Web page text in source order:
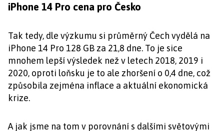
iPhone 14 Pro cena pro Česko
Tak tedy, dle výzkumu si průměrný Čech vydělá na
iPhone 14 Pro 128 GB za 21,8 dne. To je sice
mnohem lepší výsledek než v letech 2018, 2019 i
2020, oproti loňsku je to ale zhoršení o 0,4 dne, což
způsobila zejména inflace a aktuální ekonomická
krize.
A jak jsme na tom v porovnání s dalšími světovými